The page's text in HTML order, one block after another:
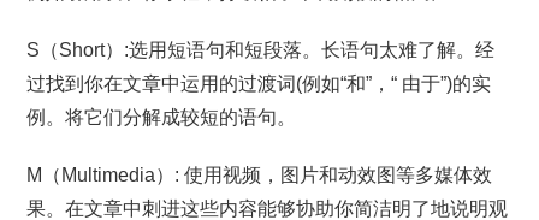
S（Short）:选用短语句和短段落。长语句太难了解。经
过找到你在文章中运用的过渡词(例如“和”，“ 由于”)的实
例。将它们分解成较短的语句。
M（Multimedia）: 使用视频，图片和动效图等多媒体效
果。在文章中刺进这些内容能够协助你简洁明了地说明观